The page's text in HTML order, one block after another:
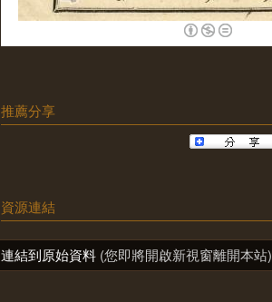
推薦分享
資源連結
連結到原始資料 (您即將開啟新視窗離開本站)